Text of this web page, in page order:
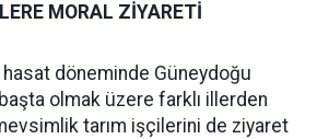
MORAL ZİYARETİ
döneminde Güneydoğu
olmak üzere farklı illerden
tarım işçilerini de ziyaret